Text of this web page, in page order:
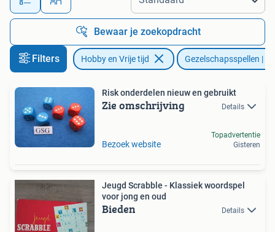
Bewaar je zoekopdracht
Filters Hobby en Vrije tijd Gezelschapsspellen |
Risk onderdelen nieuw en gebruikt
Zie omschrijving Details
Bezoek website
Topadvertentie
Gisteren
Jeugd Scrabble - Klassiek woordspel
voor jong en oud
Bieden Details